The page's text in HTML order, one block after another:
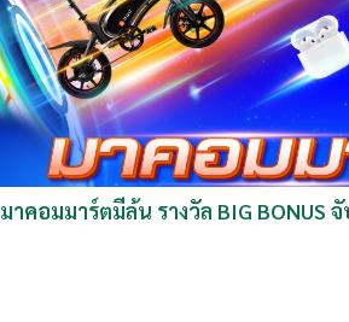
มาคอมมาร์ตมีลุ้น รางวัล BIG BONUS